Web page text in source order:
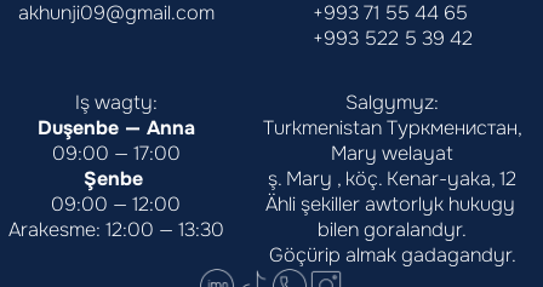
akhunji09@gmail.com
+993 71 55 44 65
+993 522 5 39 42
Iş wagty:
Duşenbe — Anna
09:00 — 17:00
Şenbe
09:00 — 12:00
Arakesme: 12:00 — 13:30
Salgymyz:
Turkmenistan Туркменистан,
Mary welayat
ş. Mary , köç. Kenar-yaka, 12
Ähli şekiller awtorlyk hukugy
bilen goralandyr.
Göçürip almak gadagandyr.